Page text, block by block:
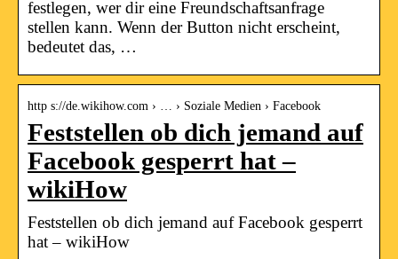
festlegen, wer dir eine Freundschaftsanfrage
stellen kann. Wenn der Button nicht erscheint,
bedeutet das, …
http s://de.wikihow.com › … › Soziale Medien › Facebook
Feststellen ob dich jemand auf
Facebook gesperrt hat –
wikiHow
Feststellen ob dich jemand auf Facebook gesperrt
hat – wikiHow